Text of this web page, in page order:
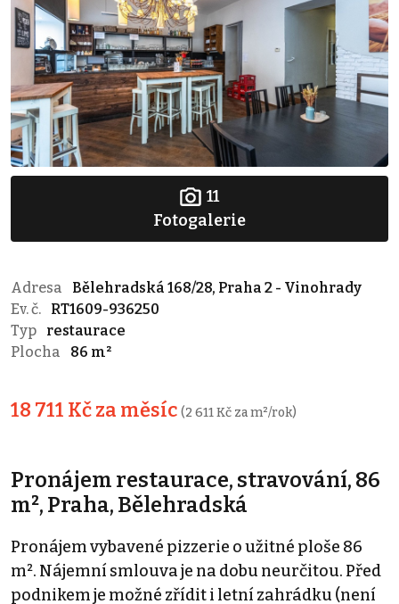
11
Fotogalerie
Adresa
Bělehradská 168/28, Praha 2 - Vinohrady
Ev. č.
RT1609-936250
Typ
restaurace
Plocha
86 m²
18 711 Kč za měsíc (2 611 Kč za m²/rok)
Pronájem restaurace, stravování, 86
m², Praha, Bělehradská
Pronájem vybavené pizzerie o užitné ploše 86
m². Nájemní smlouva je na dobu neurčitou. Před
podnikem je možné zřídit i letní zahrádku (není